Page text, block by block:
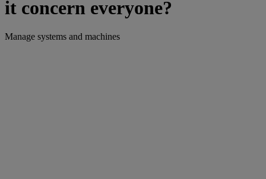
it concern everyone?
Manage systems and machines